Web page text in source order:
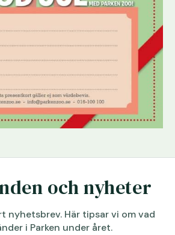
och nyheter
nyhetsbrev. Här tipsar vi om vad
i Parken under året.